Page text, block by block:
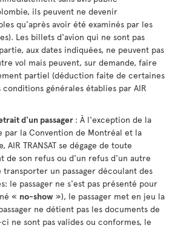
ils peuvent ne devenir
qu'après avoir été examinés par les
Les billets d'avion qui ne sont pas
aux dates indiquées, ne peuvent pas
vol mais peuvent, sur demande, faire
partiel (déduction faite de certaines
générales établies par AIR
d'un passager : À l'exception de la
par la Convention de Montréal et la
AIR TRANSAT se dégage de toute
de son refus ou d'un refus d'un autre
un passager découlant des
le passager ne s'est pas présenté pour
« no-show »), le passager met en jeu la
ne détient pas les documents de
ne sont pas valides ou conformes, le